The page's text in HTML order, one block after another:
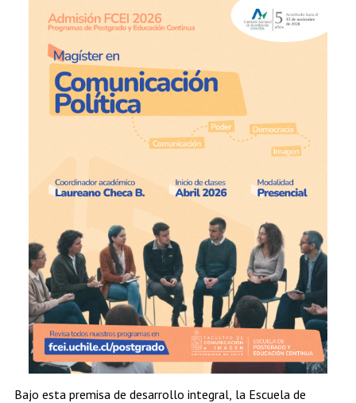
Bajo esta premisa de desarrollo integral, la Escuela de